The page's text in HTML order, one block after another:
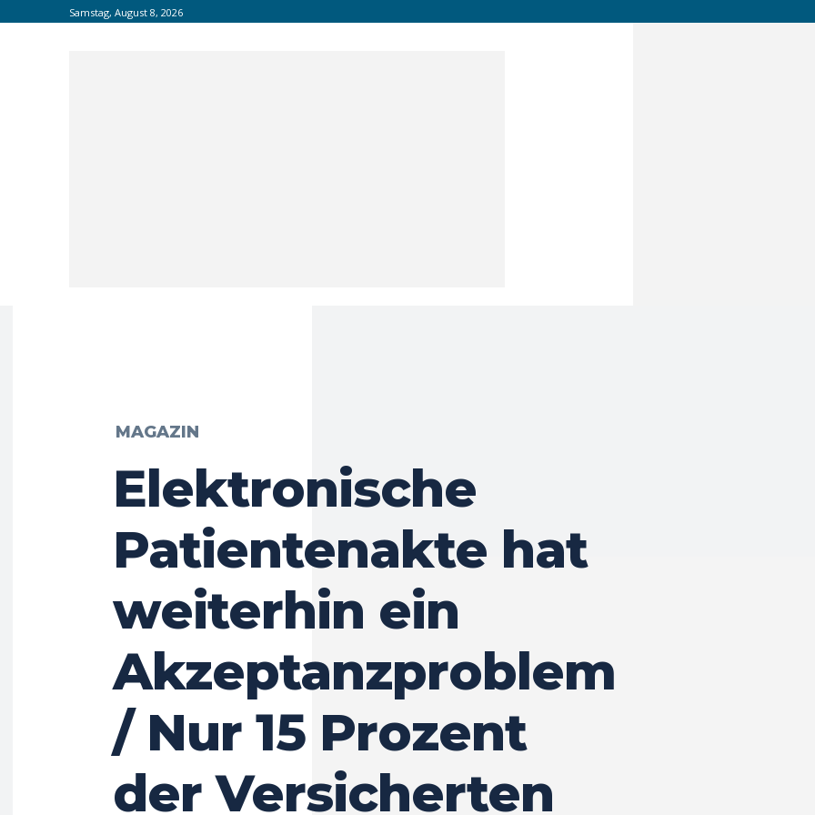
Samstag, August 8, 2026
MAGAZIN
Elektronische
Patientenakte hat
weiterhin ein
Akzeptanzproblem
/ Nur 15 Prozent
der Versicherten